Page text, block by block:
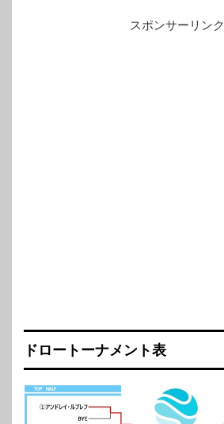
スポンサーリンク
ドロートーナメント表